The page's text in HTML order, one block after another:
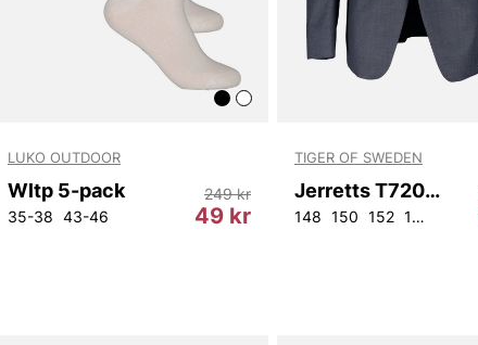
W32L36 W33L36 W36L36
W30L32 W31L32 W34L32 W36L32 W31L34 W38L34
LUKO OUTDOOR
Wltp 5-pack
35-38 43-46 49 kr
249 kr
TIGER OF SWEDEN
Jerretts T72066 284
148 150 152 154